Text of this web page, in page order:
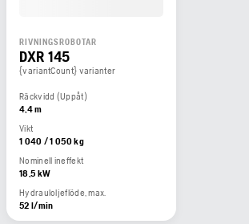
RIVNINGSROBOTAR
DXR 145
{variantCount} varianter
Räckvidd (Uppåt)
4,4 m
Vikt
1 040 / 1 050 kg
Nominell ineffekt
18,5 kW
Hydrauloljeflöde, max.
52 l/min